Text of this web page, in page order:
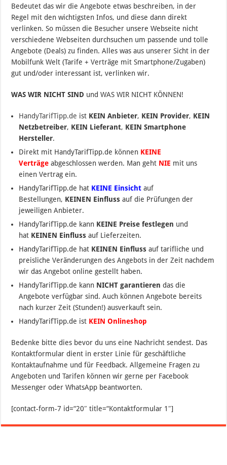
Bedeutet das wir die Angebote etwas beschreiben, in der
Regel mit den wichtigsten Infos, und diese dann direkt
verlinken. So müssen die Besucher unsere Webseite nicht
verschiedene Webseiten durchsuchen um passende und tolle
Angebote (Deals) zu finden. Alles was aus unserer Sicht in der
Mobilfunk Welt (Tarife + Verträge mit Smartphone/Zugaben)
gut und/oder interessant ist, verlinken wir.
WAS WIR NICHT SIND und WAS WIR NICHT KÖNNEN!
HandyTarifTipp.de ist KEIN Anbieter, KEIN Provider, KEIN
Netzbetreiber, KEIN Lieferant, KEIN Smartphone
Hersteller.
Direkt mit HandyTarifTipp.de können KEINE
Verträge abgeschlossen werden. Man geht NIE mit uns
einen Vertrag ein.
HandyTarifTipp.de hat KEINE Einsicht auf
Bestellungen, KEINEN Einflussauf die Prüfungen der
jeweiligen Anbieter.
HandyTarifTipp.de kann KEINE Preise festlegen und
hat KEINEN Einfluss auf Lieferzeiten.
HandyTarifTipp.de hat KEINEN Einfluss auf tarifliche und
preisliche Veränderungen des Angebots in der Zeit nachdem
wir das Angebot online gestellt haben.
HandyTarifTipp.de kann NICHT garantieren das die
Angebote verfügbar sind. Auch können Angebote bereits
nach kurzer Zeit (Stunden!) ausverkauft sein.
HandyTarifTipp.de ist KEIN Onlineshop
Bedenke bitte dies bevor du uns eine Nachricht sendest. Das
Kontaktformular dient in erster Linie für geschäftliche
Kontaktaufnahme und für Feedback. Allgemeine Fragen zu
Angeboten und Tarifen können wir gerne per Facebook
Messenger oder WhatsApp beantworten.
[contact-form-7 id=“20″ title=“Kontaktformular 1″]